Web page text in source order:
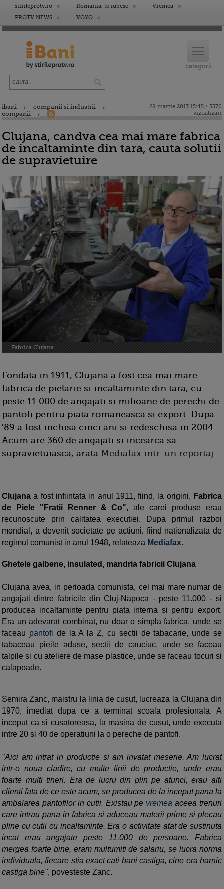
stirileprotv.ro Romania, te iubesc
Vremea
PROTV NEWS
VOYO
ibani
companii si industrii
companii
28 martie 2013 15:45 / 3370
vizualizari
Clujana, candva cea mai mare fabrica
de incaltaminte din tara, cauta solutii
de supravietuire
Fabrica Clujana
Fondata in 1911, Clujana a fost cea mai mare
fabrica de pielarie si incaltaminte din tara, cu
peste 11.000 de angajati si milioane de perechi de
pantofi pentru piata romaneasca si export. Dupa
'89 a fost inchisa cinci ani si redeschisa in 2004.
Acum are 360 de angajati si incearca sa
supravietuiasca, arata Mediafax intr-un reportaj.
Clujanaa fost infiintata in anul 1911, fiind, la origini, Fabrica
de Piele "Fratii Renner & Co", ale carei produse erau
recunoscute prin calitatea executiei. Dupa primul razboi
mondial, a devenit societate pe actiuni, fiind nationalizata de
regimul comunist in anul 1948, relateaza Mediafax.
Ghetele galbene, insulated, mandria fabricii Clujana
Clujana avea, in perioada comunista, cel mai mare numar de
angajati dintre fabricile din Cluj-Napoca - peste 11.000 - si
producea incaltaminte pentru piata interna si pentru export.
Era un adevarat combinat, nu doar o simpla fabrica, unde se
faceau pantofi de la A la Z, cu sectii de tabacarie, unde se
tabaceau pieile aduse, sectii de cauciuc, unde se faceau
talpile si cu ateliere de mase plastice, unde se faceau tocuri si
calapoade.
Semira Zanc, maistru la linia de cusut, lucreaza la Clujana din
1970, imediat dupa ce a terminat scoala profesionala. A
inceput ca si cusatoreasa, la masina de cusut, unde executa
intre 20 si 40 de operatiuni la o pereche de pantofi.
"Aici am intrat in productie si am invatat meserie. Am lucrat
intr-o noua cladire, cu multe linii de productie, unde erau
foarte multi tineri. Era de lucru din plin pe atunci, erau alti
clienti fata de ce este acum, se producea de la inceput pana la
ambalarea pantofilor in cutii. Existau pe vremea aceea trenuri
care intrau pana in fabrica si aduceau materii prime si plecau
pline cu cutii cu incaltaminte. Era o activitate atat de sustinuta
incat erau angajate peste 11.000 de persoane. Fabrica
mergea foarte bine, eram multumiti de salariu, se lucra norma
individuala, fiecare stia exact cati bani castiga, cine era harnic
castiga bine", povesteste Zanc.